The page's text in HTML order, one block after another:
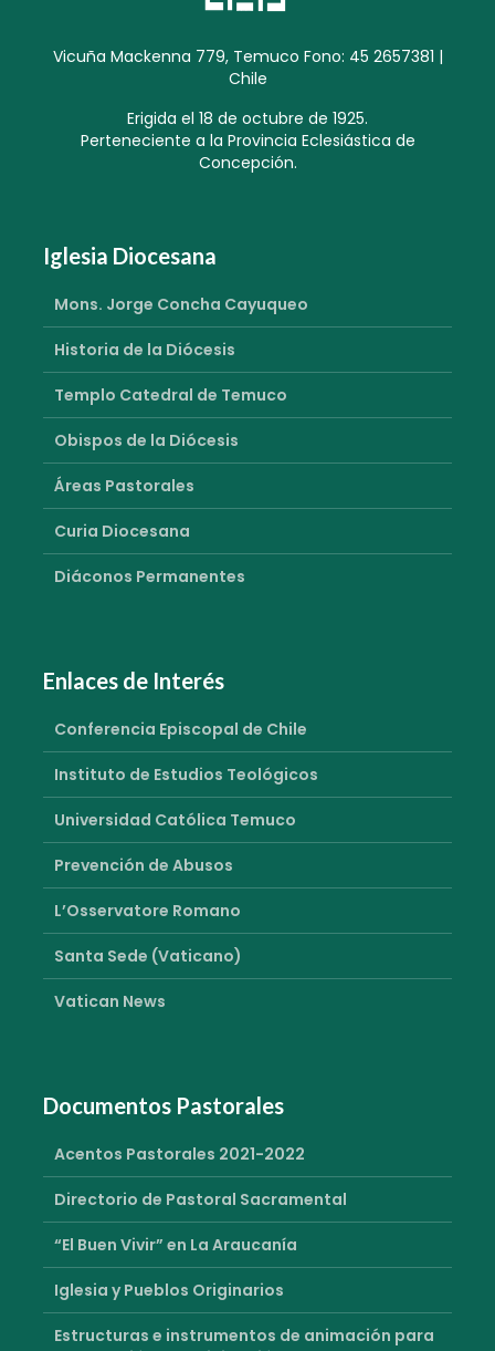
Vicuña Mackenna 779, Temuco Fono: 45 2657381 |
Chile
Erigida el 18 de octubre de 1925.
Perteneciente a la Provincia Eclesiástica de
Concepción.
Iglesia Diocesana
Mons. Jorge Concha Cayuqueo
Historia de la Diócesis
Templo Catedral de Temuco
Obispos de la Diócesis
Áreas Pastorales
Curia Diocesana
Diáconos Permanentes
Enlaces de Interés
Conferencia Episcopal de Chile
Instituto de Estudios Teológicos
Universidad Católica Temuco
Prevención de Abusos
L’Osservatore Romano
Santa Sede (Vaticano)
Vatican News
Documentos Pastorales
Acentos Pastorales 2021-2022
Directorio de Pastoral Sacramental
“El Buen Vivir” en La Araucanía
Iglesia y Pueblos Originarios
Estructuras e instrumentos de animación para